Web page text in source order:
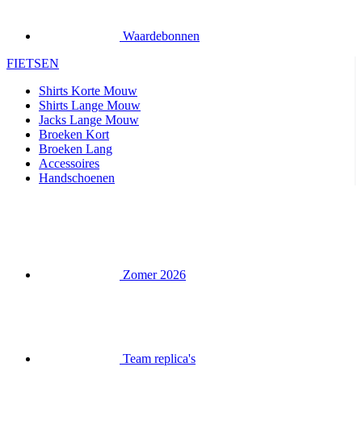
Shirts Lange Mouw
Broeken Kort
Accessoires
Handschoenen